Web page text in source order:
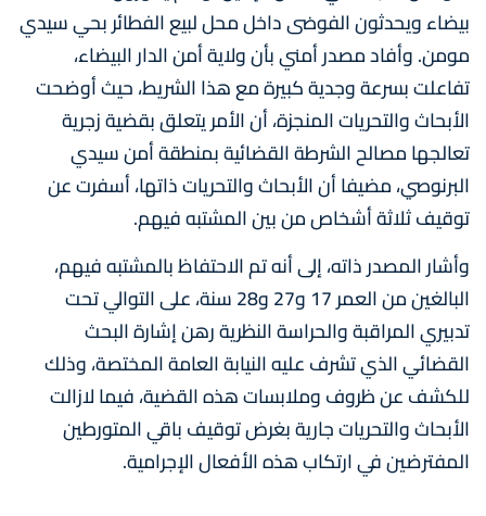
بيضاء ويحدثون الفوضى داخل محل لبيع الفطائر بحي سيدي
مومن. وأفاد مصدر أمني بأن ولاية أمن الدار البيضاء،
تفاعلت بسرعة وجدية كبيرة مع هذا الشريط، حيث أوضحت
الأبحاث والتحريات المنجزة، أن الأمر يتعلق بقضية زجرية
تعالجها مصالح الشرطة القضائية بمنطقة أمن سيدي
البرنوصي، مضيفا أن الأبحاث والتحريات ذاتها، أسفرت عن
توقيف ثلاثة أشخاص من بين المشتبه فيهم.
وأشار المصدر ذاته، إلى أنه تم الاحتفاظ بالمشتبه فيهم،
البالغين من العمر 17 و27 و28 سنة، على التوالي تحت
تدبيري المراقبة والحراسة النظرية رهن إشارة البحث
القضائي الذي تشرف عليه النيابة العامة المختصة، وذلك
للكشف عن ظروف وملابسات هذه القضية، فيما لازالت
الأبحاث والتحريات جارية بغرض توقيف باقي المتورطين
المفترضين في ارتكاب هذه الأفعال الإجرامية.